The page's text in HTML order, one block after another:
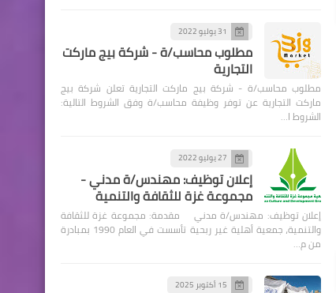
31 يوليو 2022
مطلوب محاسب/ة - شركة بيج ماركت
التجارية
مطلوب محاسب/ة - شركة بيج ماركت التجارية تعلن شركة بيج
ماركت التجارية عن توفر وظيفة محاسب/ة وفق الشروط التالية:
الشروط ا…
27 يوليو 2022
إعلان توظيف: مهندس/ة مدني -
مجموعة غزة للثقافة والتنمية
إعلان توظيف: مهندس/ة مدني مقدمة: مجموعة غزة للثقافة
والتنمية، جمعية أهلية غير ربحية تأسست في العام 1990 بمبادرة
من م…
15 أكتوبر 2025